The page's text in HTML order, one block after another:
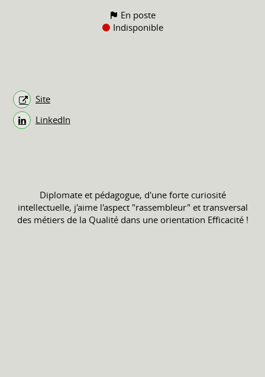
En poste
Indisponible
Site
LinkedIn
Diplomate et pédagogue, d'une forte curiosité
intellectuelle, j'aime l'aspect "rassembleur" et transversal
des métiers de la Qualité dans une orientation Efficacité !